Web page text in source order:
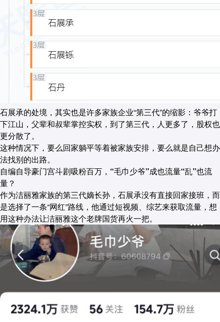
石展承的处境，其实也是许多家族企业“第三代”的缩影：爷爷打
下江山，父辈和叔辈掌控实权，到了第三代，人更多了，股权也
更分散了。
这种情况下，要么回家躺平等着被家族安排，要么就是自己想办
法找别的出路。
自编自导豪门宫斗剧吸粉百万，“毛巾少爷”成也流量“乱”也流
量？
作为洁丽雅家族的第三代嫡长孙，石展承没有直接回家接班，而
是选择了一条“网红”路线，他通过短视频、综艺来获取流量，想
用这种办法让洁丽雅这个老牌国货再火一把。